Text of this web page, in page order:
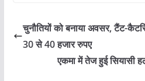
e
b
o
er l s
p
चुनौतियों को बनाया अवसर, टैंट-
30 से 40 हजार रुपए
एकमा में तेज हुई सियासी